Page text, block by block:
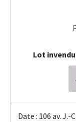
Lot invendu
Date : 106 av. J.-C.